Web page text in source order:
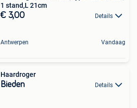
1 stand,L 21cm
€ 3,00 Details
Antwerpen Vandaag
Haardroger
Bieden Details